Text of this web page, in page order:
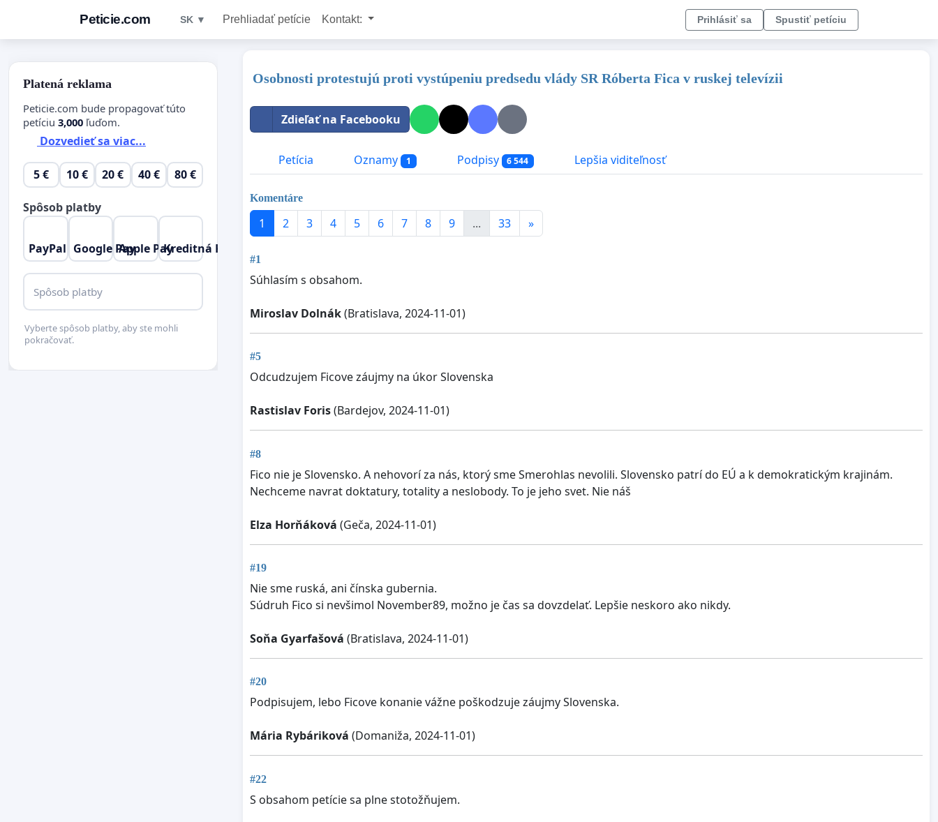
Peticie.com SK ▼ Prehliadať petície Kontakt: Prihlásiť sa Spustiť petíciu
Osobnosti protestujú proti vystúpeniu predsedu vlády SR Róberta Fica v ruskej televízii
Zdieľať na Facebooku
Petícia Oznamy 1 Podpisy 6 544 Lepšia viditeľnosť
Komentáre
1 2 3 4 5 6 7 8 9 ... 33 »
#1
Súhlasím s obsahom.
Miroslav Dolnák(Bratislava, 2024-11-01)
#5
Odcudzujem Ficove záujmy na úkor Slovenska
Rastislav Foris(Bardejov, 2024-11-01)
#8
Fico nie je Slovensko. A nehovorí za nás, ktorý sme Smerohlas nevolili. Slovensko patrí do EÚ a k demokratickým krajinám.
Nechceme navrat doktatury, totality a neslobody. To je jeho svet. Nie náš
Elza Horňáková (Geča, 2024-11-01)
#19
Nie sme ruská, ani čínska gubernia.
Súdruh Fico si nevšimol November89, možno je čas sa dovzdelať. Lepšie neskoro ako nikdy.
Soňa Gyarfašová (Bratislava, 2024-11-01)
#20
Podpisujem, lebo Ficove konanie vážne poškodzuje záujmy Slovenska.
Mária Rybáriková (Domaniža, 2024-11-01)
#22
S obsahom petície sa plne stotožňujem.
Platená reklama
Peticie.com bude propagovať túto
petíciu 3,000 ľuďom.
Dozvedieť sa viac...
5 € 10 € 20 € 40 € 80 €
Spôsob platby
PayPal Google PayApple PayKreditná Karta
Spôsob platby
Vyberte spôsob platby, aby ste mohli
pokračovať.